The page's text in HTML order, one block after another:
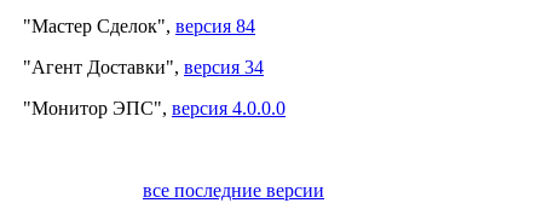
"Мастер Сделок", версия 84
"Агент Доставки", версия 34
"Монитор ЭПС", версия 4.0.0.0
все последние версии